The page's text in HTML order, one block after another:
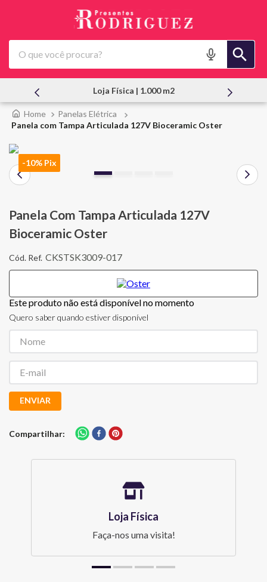
O que você procura?
Atendimento Pessoal
Panelas Elétrica
Panela com Tampa Articulada 127V Bioceramic Oster
-10% Pix
Panela Com Tampa Articulada 127V
Bioceramic Oster
CKSTSK3009-017
Este produto não está disponível no momento
Quero saber quando estiver disponível
ENVIAR
Compartilhar
Loja Física
Faça-nos uma visita!